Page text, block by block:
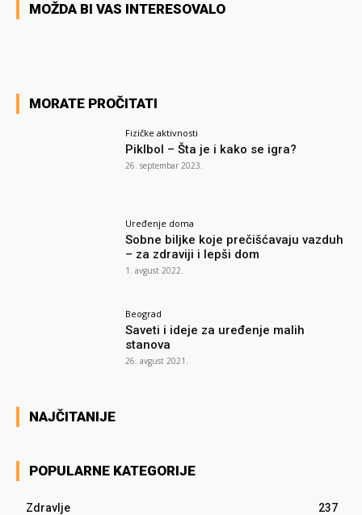
MOŽDA BI VAS INTERESOVALO
MORATE PROČITATI
Fizičke aktivnosti
Piklbol – Šta je i kako se igra?
26. septembar 2023.
Uređenje doma
Sobne biljke koje prečišćavaju vazduh
– za zdraviji i lepši dom
1. avgust 2022.
Beograd
Saveti i ideje za uređenje malih
stanova
26. avgust 2021.
NAJČITANIJE
POPULARNE KATEGORIJE
Zdravlje
237